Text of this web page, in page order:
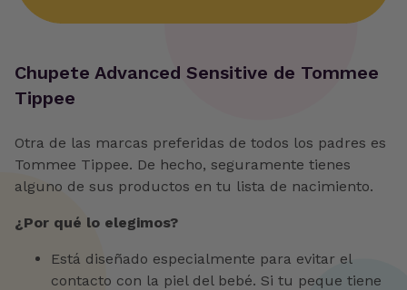
Chupete Advanced Sensitive de Tommee
Tippee
Otra de las marcas preferidas de todos los padres es
Tommee Tippee. De hecho, seguramente tienes
alguno de sus productos en tu lista de nacimiento.
¿Por qué lo elegimos?
Está diseñado especialmente para evitar el
contacto con la piel del bebé. Si tu peque tiene